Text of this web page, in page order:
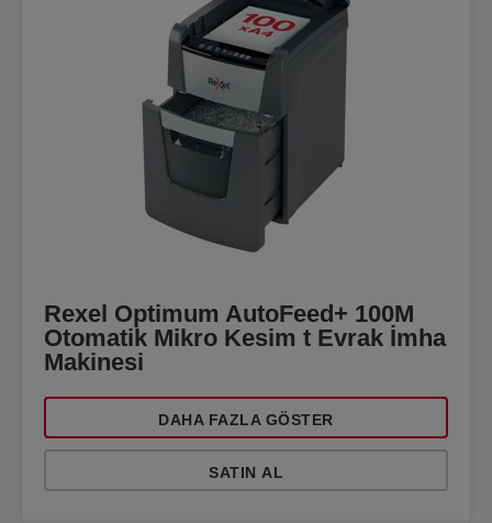
Rexel Optimum AutoFeed+ 100M
Otomatik Mikro Kesim t Evrak İmha
Makinesi
DAHA FAZLA GÖSTER
SATIN AL